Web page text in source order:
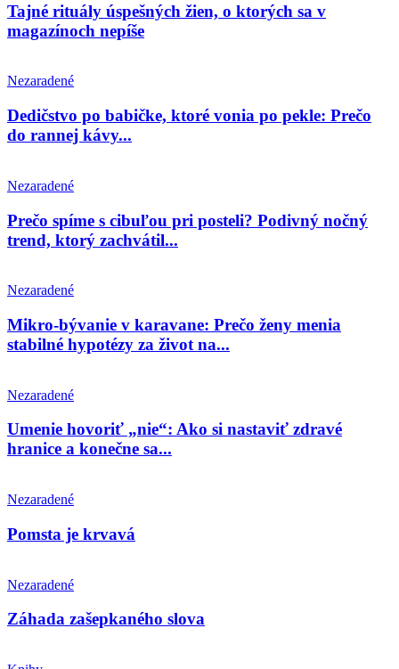
Tajné rituály úspešných žien, o ktorých sa v
magazínoch nepíše
Nezaradené
Dedičstvo po babičke, ktoré vonia po pekle: Prečo
do rannej kávy...
Nezaradené
Prečo spíme s cibuľou pri posteli? Podivný nočný
trend, ktorý zachvátil...
Nezaradené
Mikro-bývanie v karavane: Prečo ženy menia
stabilné hypotézy za život na...
Nezaradené
Umenie hovoriť „nie“: Ako si nastaviť zdravé
hranice a konečne sa...
Nezaradené
Pomsta je krvavá
Nezaradené
Záhada zašepkaného slova